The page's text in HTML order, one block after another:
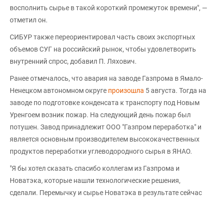
восполнить сырье в такой короткий промежуток времени", —
отметил он.
СИБУР также переориентировал часть своих экспортных
объемов СУГ на российский рынок, чтобы удовлетворить
внутренний спрос, добавил П. Ляхович.
Ранее отмечалось, что авария на заводе Газпрома в Ямало-
Ненецком автономном округе произошла 5 августа. Тогда на
заводе по подготовке конденсата к транспорту под Новым
Уренгоем возник пожар. На следующий день пожар был
потушен. Завод принадлежит ООО "Газпром переработка" и
является основным производителем высококачественных
продуктов переработки углеводородного сырья в ЯНАО.
"Я бы хотел сказать спасибо коллегам из Газпрома и
Новатэка, которые нашли технологические решения,
сделали. Перемычку и сырье Новатэка в результате сейчас